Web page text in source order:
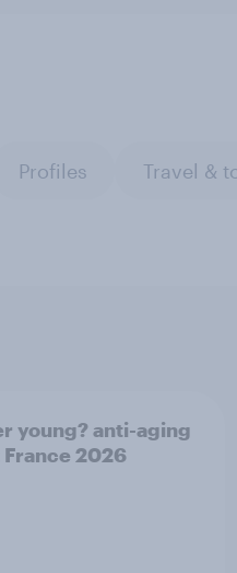
Profiles Travel &
young? anti-aging
2026